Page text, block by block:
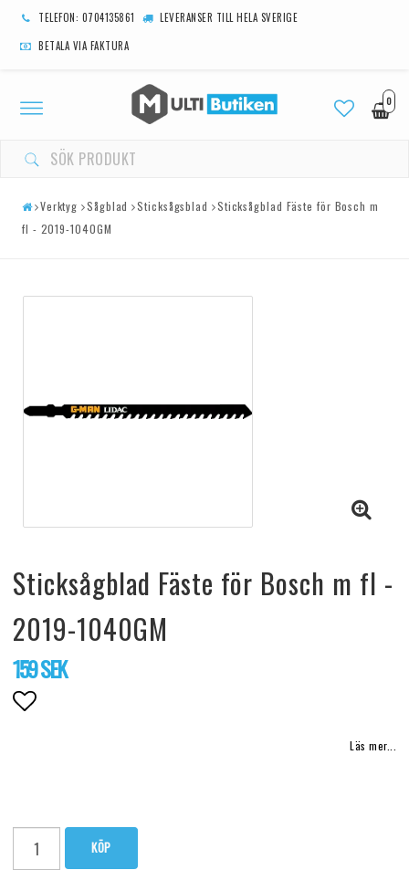
TELEFON: 0704135861
LEVERANSER TILL HELA SVERIGE
BETALA VIA FAKTURA
0
Toggle
Verktyg Sågblad Sticksågsblad
Sticksågblad Fäste för Bosch m
fl - 2019-1040GM
Sticksågblad Fäste för Bosch m fl -
2019-1040GM
159 SEK
Läs mer...
KÖP